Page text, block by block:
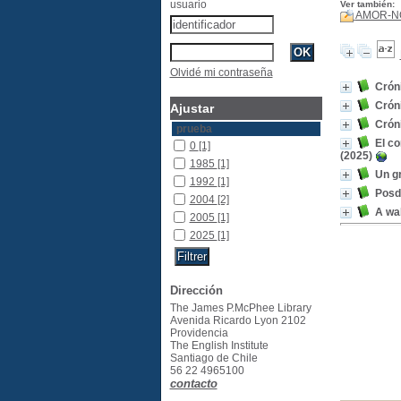
Ver también:
AMOR-
El
(2025)
Un
A
usuario
Olvidé mi contraseña
Ajustar
prueba
0 [1]
1985 [1]
1992 [1]
2004 [2]
2005 [1]
2025 [1]
Dirección
The James P.McPhee Library
Avenida Ricardo Lyon 2102
Providencia
The English Institute
Santiago de Chile
56 22 4965100
contacto